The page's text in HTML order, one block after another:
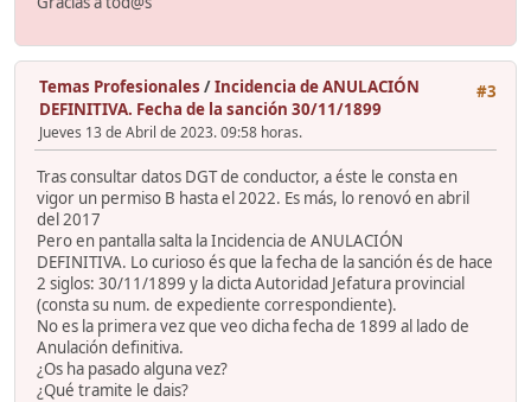
#3
Temas Profesionales /Incidencia de ANULACIÓN
DEFINITIVA. Fecha de la sanción 30/11/1899
Jueves 13 de Abril de 2023. 09:58 horas.
Tras consultar datos DGT de conductor, a éste le consta en
vigor un permiso B hasta el 2022. Es más, lo renovó en abril
del 2017
Pero en pantalla salta la Incidencia de ANULACIÓN
DEFINITIVA. Lo curioso és que la fecha de la sanción és de hace
2 siglos: 30/11/1899 y la dicta Autoridad Jefatura provincial
(consta su num. de expediente correspondiente).
No es la primera vez que veo dicha fecha de 1899 al lado de
Anulación definitiva.
¿Os ha pasado alguna vez?
¿Qué tramite le dais?